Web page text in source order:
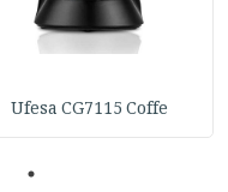
Ufesa CG7115 Coffe
1